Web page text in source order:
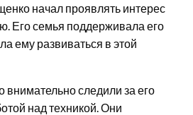
начал проявлять интерес
Его семья поддерживала его
ему развиваться в этой
следили за его
над техникой. Они